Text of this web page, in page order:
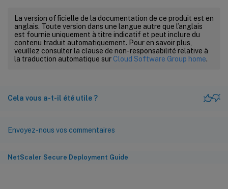
La version officielle de la documentation de ce produit est en
anglais. Toute version dans une langue autre que l’anglais
est fournie uniquement à titre indicatif et peut inclure du
contenu traduit automatiquement. Pour en savoir plus,
veuillez consulter la clause de non-responsabilité relative à
la traduction automatique sur Cloud Software Group home.
Cela vous a-t-il été utile ?
Envoyez-nous vos commentaires
NetScaler Secure Deployment Guide